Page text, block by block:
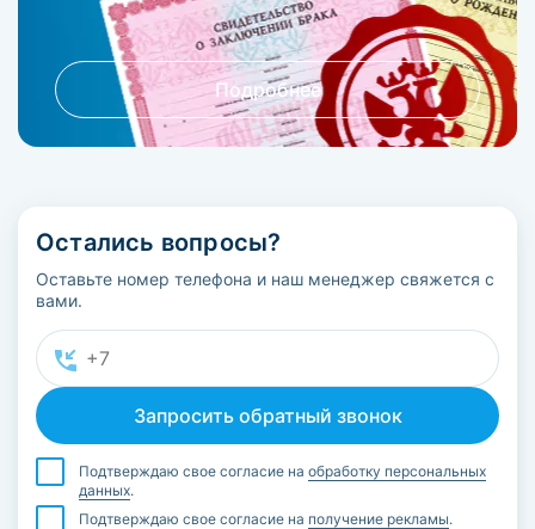
Подробнее
Остались вопросы?
Оставьте номер телефона и наш менеджер свяжется с
вами.
Подтверждаю свое согласие на обработку персональных
данных.
Подтверждаю свое согласие на получение рекламы.